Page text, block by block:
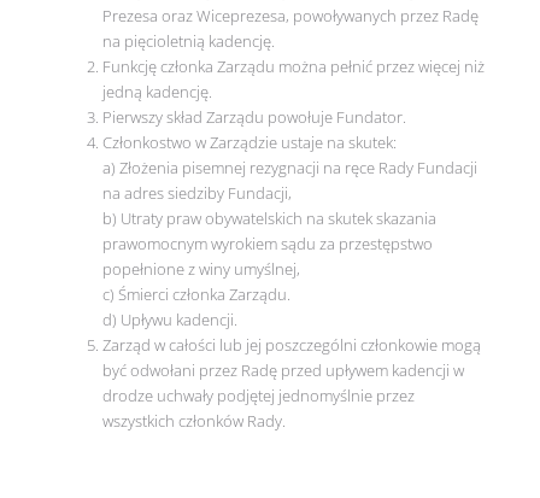
Prezesa oraz Wiceprezesa, powoływanych przez Radę
na pięcioletnią kadencję.
Funkcję członka Zarządu można pełnić przez więcej niż
jedną kadencję.
Pierwszy skład Zarządu powołuje Fundator.
Członkostwo w Zarządzie ustaje na skutek:
a) Złożenia pisemnej rezygnacji na ręce Rady Fundacji
na adres siedziby Fundacji,
b) Utraty praw obywatelskich na skutek skazania
prawomocnym wyrokiem sądu za przestępstwo
popełnione z winy umyślnej,
c) Śmierci członka Zarządu.
d) Upływu kadencji.
Zarząd w całości lub jej poszczególni członkowie mogą
być odwołani przez Radę przed upływem kadencji w
drodze uchwały podjętej jednomyślnie przez
wszystkich członków Rady.